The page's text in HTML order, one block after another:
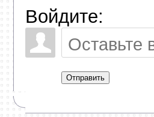
Войдите:
Отправить